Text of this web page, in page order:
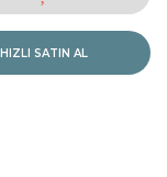
HIZLI SATIN AL